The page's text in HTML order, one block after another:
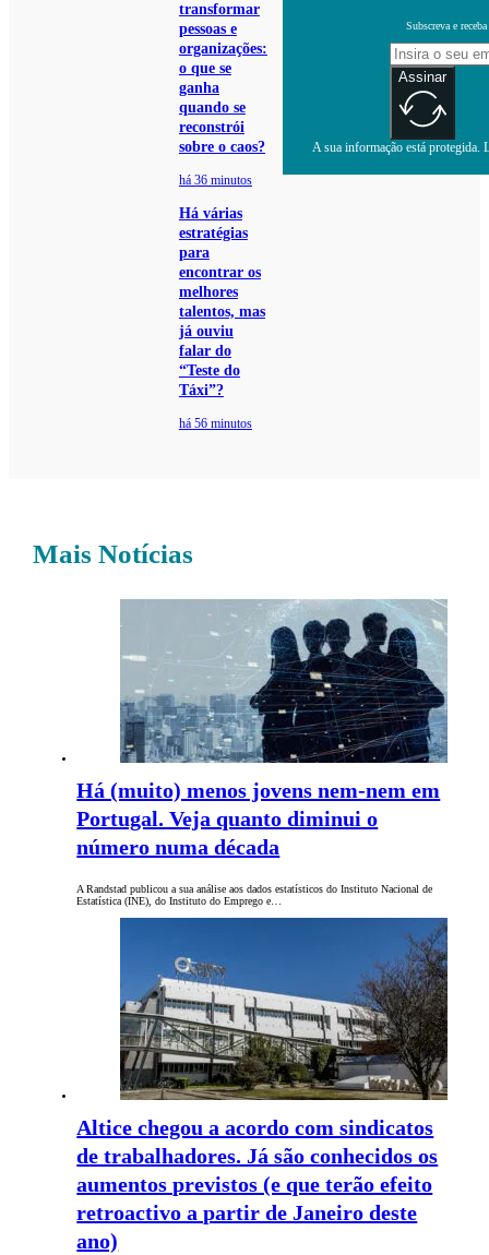
transformar
pessoas e
organizações:
o que se
ganha
quando se
reconstrói
sobre o caos?
há 36 minutos
Há várias
estratégias
para
encontrar os
melhores
talentos, mas
já ouviu
falar do
“Teste do
Táxi”?
há 56 minutos
Subscreva e
Assinar
A sua informação está protegida.
Mais Notícias
Há (muito) menos jovens nem-nem em
Portugal. Veja quanto diminui o
número numa década
A Randstad publicou a sua análise aos dados estatísticos do Instituto Nacional de
Estatística (INE), do Instituto do Emprego e…
Altice chegou a acordo com sindicatos
de trabalhadores. Já são conhecidos os
aumentos previstos (e que terão efeito
retroactivo a partir de Janeiro deste
ano)